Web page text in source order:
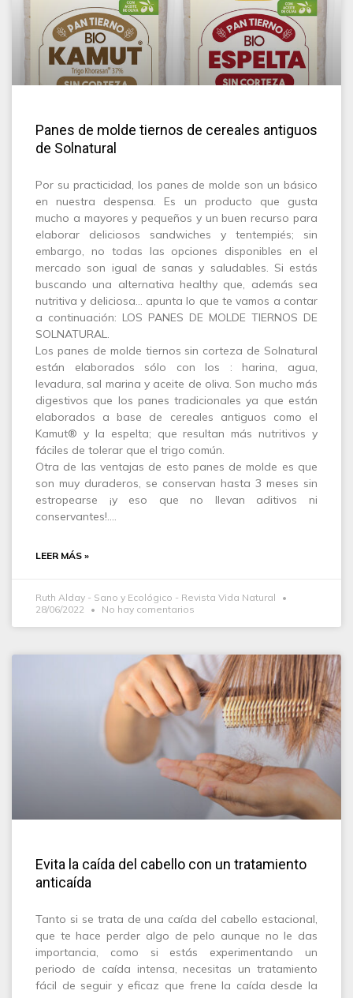
Panes de molde tiernos de cereales antiguos
de Solnatural
Por su practicidad, los panes de molde son un básico
en nuestra despensa. Es un producto que gusta
mucho a mayores y pequeños y un buen recurso para
elaborar deliciosos sandwiches y tentempiés; sin
embargo, no todas las opciones disponibles en el
mercado son igual de sanas y saludables.⁠ Si estás
buscando una alternativa healthy que, además sea
nutritiva y deliciosa… apunta lo que te vamos a contar
a continuación⁠: LOS PANES DE MOLDE TIERNOS DE
SOLNATURAL.
⁠Los panes de molde tiernos sin corteza de Solnatural
están elaborados sólo con los : harina, agua,
levadura, sal marina y aceite de oliva.⁠ Son mucho más
digestivos que los panes tradicionales ya que están
elaborados a base de cereales antiguos como el
Kamut® y la espelta; que resultan más nutritivos y
fáciles de tolerar que el trigo común.⁠
Otra de las ventajas de esto panes de molde es que
son muy duraderos, se conservan hasta 3 meses sin
estropearse ¡y eso que no llevan aditivos ni
conservantes!⁠.…
LEER MÁS »
Ruth Alday - Sano y Ecológico - Revista Vida Natural
28/06/2022
No hay comentarios
Evita la caída del cabello con un tratamiento
anticaída
Tanto si se trata de una caída del cabello estacional,
que te hace perder algo de pelo aunque no le das
importancia, como si estás experimentando un
periodo de caída intensa, necesitas un tratamiento
fácil de seguir y eficaz que frene la caída desde la